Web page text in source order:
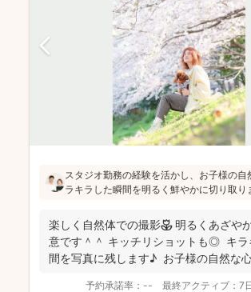
スタジオ勤務の経験を活かし、お子様の自
ラキラした瞬間を明るく鮮やかに切り取り
ながら「楽しかった！」と思っていただ
て親御さんに安心していただける撮影をお
とのことです(^^)
楽しく自然体での撮影🌷 明るくあざや
意です＾＾ キッチリショットも◎ キラ
間を写真に残します♪ お子様の自然な
予約承諾率： -- 最終アクティブ： 7